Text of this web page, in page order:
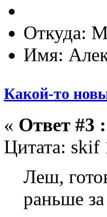
Откуда:
Имя:
Какой-то
« Ответ #3 :
Цитата: skif
Леш,
раньше